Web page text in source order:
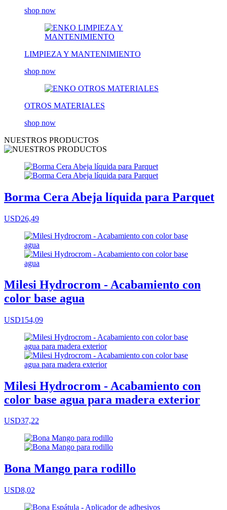
shop now
LIMPIEZA Y MANTENIMIENTO
shop now
OTROS MATERIALES
shop now
NUESTROS PRODUCTOS
Borma Cera Abeja líquida para Parquet
USD26,49
Milesi Hydrocrom - Acabamiento con
color base agua
USD154,09
Milesi Hydrocrom - Acabamiento con
color base agua para madera exterior
USD37,22
Bona Mango para rodillo
USD8,02